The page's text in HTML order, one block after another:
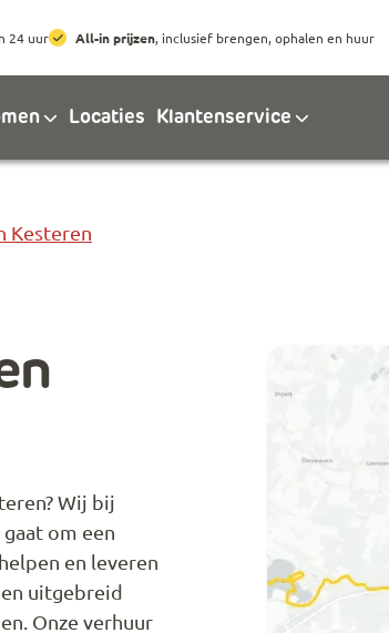
24 uur All-in prijzen, inclusief brengen, ophalen en huur
Locaties Klantenservice
Kesteren
Wij bij
om een
en leveren
uitgebreid
Onze verhuur